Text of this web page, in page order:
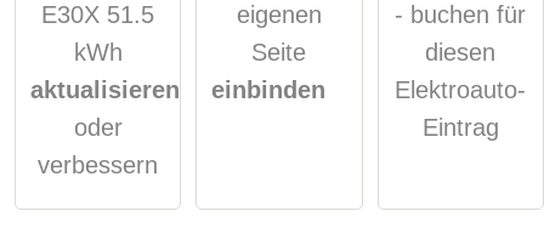
E30X 51.5
kWh
aktualisieren
oder
verbessern
eigenen
Seite
einbinden
- buchen für
diesen
Elektroauto-
Eintrag